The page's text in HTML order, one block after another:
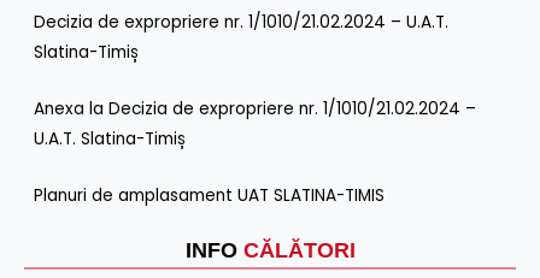
INFO CĂLĂTORI
Decizia de expropriere nr. 1/1010/21.02.2024 – U.A.T.
Slatina-Timiș
Anexa la Decizia de expropriere nr. 1/1010/21.02.2024 –
U.A.T. Slatina-Timiș
Planuri de amplasament UAT SLATINA-TIMIS